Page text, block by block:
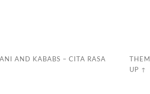
AND KABABS – CITA RASA
UP ↑